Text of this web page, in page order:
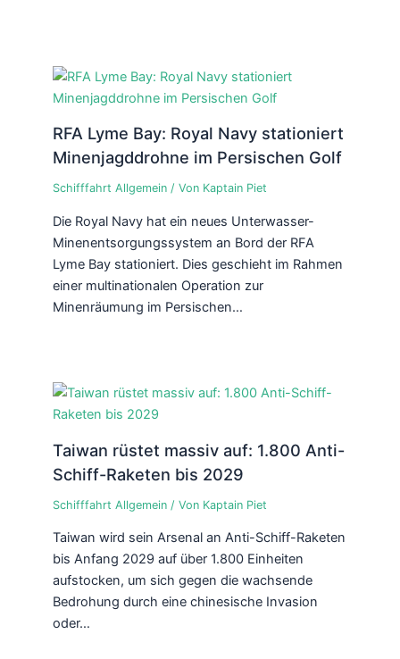
RFA Lyme Bay: Royal Navy stationiert
Minenjagddrohne im Persischen Golf
Schifffahrt Allgemein/ Von Kaptain Piet
Die Royal Navy hat ein neues Unterwasser-
Minenentsorgungssystem an Bord der RFA
Lyme Bay stationiert. Dies geschieht im Rahmen
einer multinationalen Operation zur
Minenräumung im Persischen…
Taiwan rüstet massiv auf: 1.800 Anti-
Schiff-Raketen bis 2029
Schifffahrt Allgemein/ Von Kaptain Piet
Taiwan wird sein Arsenal an Anti-Schiff-Raketen
bis Anfang 2029 auf über 1.800 Einheiten
aufstocken, um sich gegen die wachsende
Bedrohung durch eine chinesische Invasion
oder…